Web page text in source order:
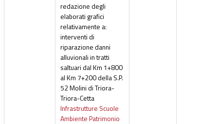
redazione degli
elaborati grafici
relativamente a:
interventi di
riparazione danni
alluvionali in tratti
saltuari dal Km 1+800
al Km 7+200 della S.P.
52 Molini di Triora-
Triora-Cetta
Infrastrutture Scuole
Ambiente Patrimonio